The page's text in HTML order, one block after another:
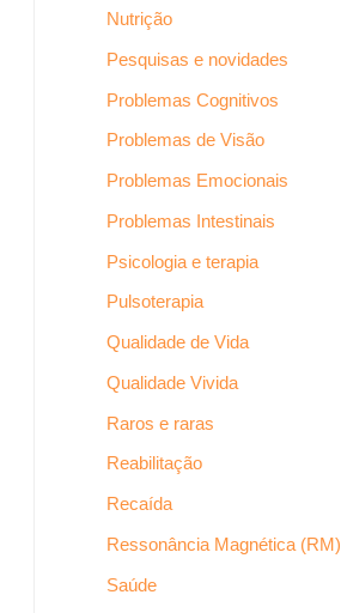
Nutrição
Pesquisas e novidades
Problemas Cognitivos
Problemas de Visão
Problemas Emocionais
Problemas Intestinais
Psicologia e terapia
Pulsoterapia
Qualidade de Vida
Qualidade Vivida
Raros e raras
Reabilitação
Recaída
Ressonância Magnética (RM)
Saúde